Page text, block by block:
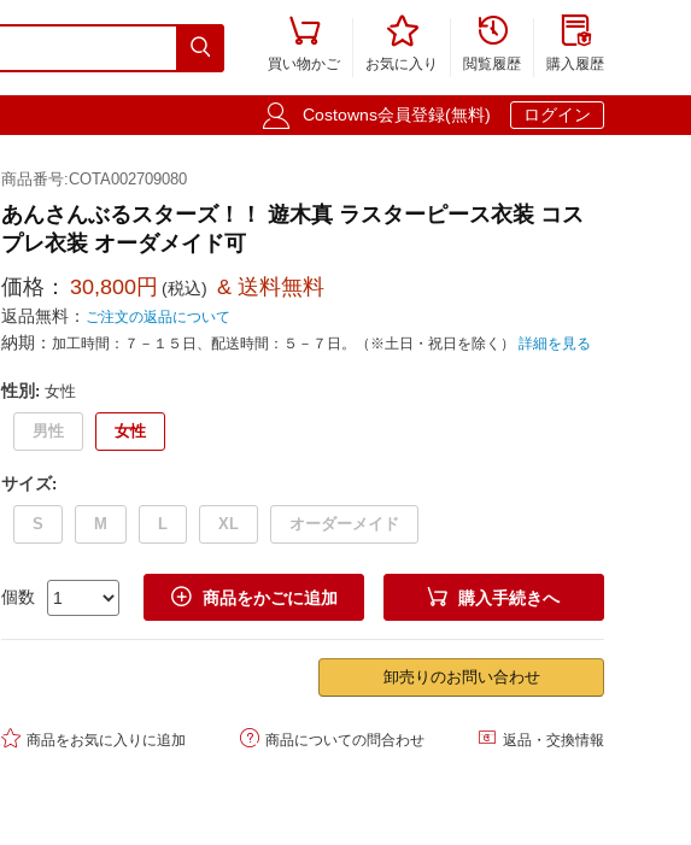


買い物かご

お気に入り

閲覧履歴

購入履歴
 Costowns会員登録(無料) ログイン
商品番号:COTA002709080
あんさんぶるスターズ！！ 遊木真 ラスターピース衣装 コス
プレ衣装 オーダメイド可
価格： 30,800円 (税込) & 送料無料
返品無料： ご注文の返品について
納期： 加工時間：７－１５日、配送時間：５－７日。（※土日・祝日を除く） 詳細を見る
性別 : 女性
男性 女性
サイズ:
S M L XL オーダーメイド
個数  商品をかごに追加  購入手続きへ
卸売りのお問い合わせ
 商品をお気に入りに追加  商品についての問合わせ  返品・交換情報